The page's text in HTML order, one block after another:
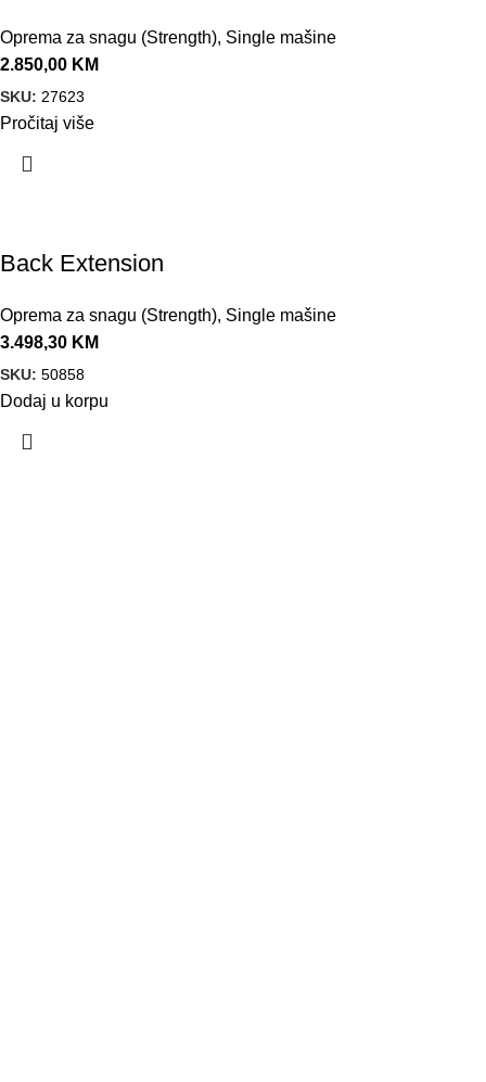
Oprema za snagu (Strength), Single mašine
2.850,00 KM
SKU: 27623
Pročitaj više
Back Extension
Oprema za snagu (Strength), Single mašine
3.498,30 KM
SKU: 50858
Dodaj u korpu